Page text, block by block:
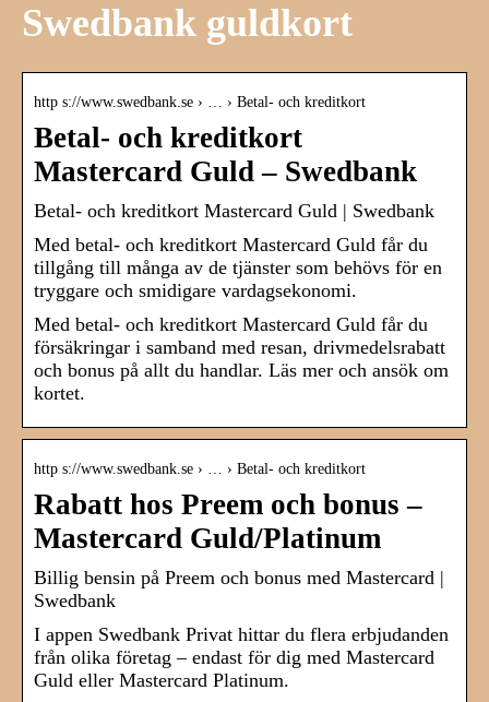
Swedbank guldkort
http s://www.swedbank.se › … › Betal- och kreditkort
Betal- och kreditkort
Mastercard Guld – Swedbank
Betal- och kreditkort Mastercard Guld | Swedbank
Med betal- och kreditkort Mastercard Guld får du
tillgång till många av de tjänster som behövs för en
tryggare och smidigare vardagsekonomi.
Med betal- och kreditkort Mastercard Guld får du
försäkringar i samband med resan, drivmedelsrabatt
och bonus på allt du handlar. Läs mer och ansök om
kortet.
http s://www.swedbank.se › … › Betal- och kreditkort
Rabatt hos Preem och bonus –
Mastercard Guld/Platinum
Billig bensin på Preem och bonus med Mastercard |
Swedbank
I appen Swedbank Privat hittar du flera erbjudanden
från olika företag – endast för dig med Mastercard
Guld eller Mastercard Platinum.